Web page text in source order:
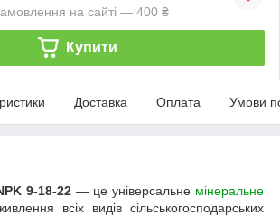
на сайті — 400 ₴
Купити
Доставка Оплата Умови
9-18-22 — це універсальне мінеральне
всіх видів сільськогосподарських